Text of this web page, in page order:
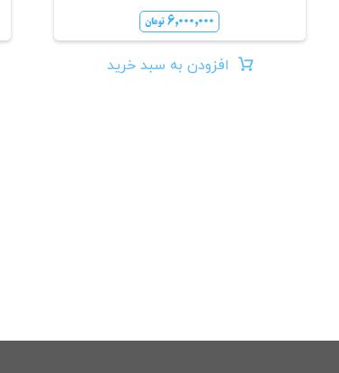
۶,۰۰۰,۰۰۰ تومان
افزودن به سبد خرید